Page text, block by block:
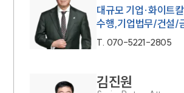
대규모 기업·화이트
수행,기업법무/건설/
T. 070-5221-2805
김진원